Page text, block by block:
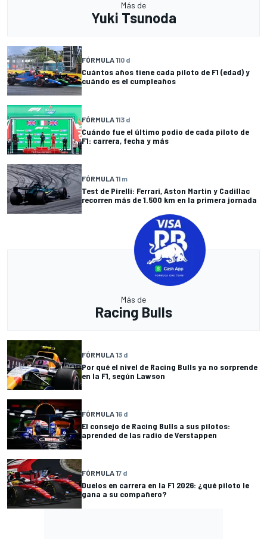
Más de
Yuki Tsunoda
FÓRMULA 110 d
Cuántos años tiene cada piloto de F1 (edad) y
cuándo es el cumpleaños
FÓRMULA 113 d
Cuándo fue el último podio de cada piloto de
F1: carrera, fecha y más
FÓRMULA 11 m
Test de Pirelli: Ferrari, Aston Martin y Cadillac
recorren más de 1.500 km en la primera jornada
Más de
Racing Bulls
FÓRMULA 13 d
Por qué el nivel de Racing Bulls ya no sorprende
en la F1, según Lawson
FÓRMULA 16 d
El consejo de Racing Bulls a sus pilotos:
aprended de las radio de Verstappen
FÓRMULA 17 d
Duelos en carrera en la F1 2026: ¿qué piloto le
gana a su compañero?